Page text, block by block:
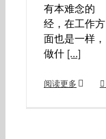
有本难念的
经，在工作方
面也是一样，
做什 [...]
阅读更多